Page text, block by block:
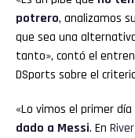
potrero, analizamos
que sea una
tanto», contó el
DSports sobre el
«Lo vimos el primer
dado a Messi. En River